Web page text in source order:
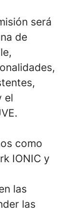
será
de
el
como
IONIC y
las
las